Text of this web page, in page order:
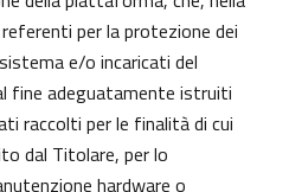
per la protezione dei
e/o incaricati del
fine adeguatamente istruiti
raccolti per le finalità di cui
dal Titolare, per lo
hardware o